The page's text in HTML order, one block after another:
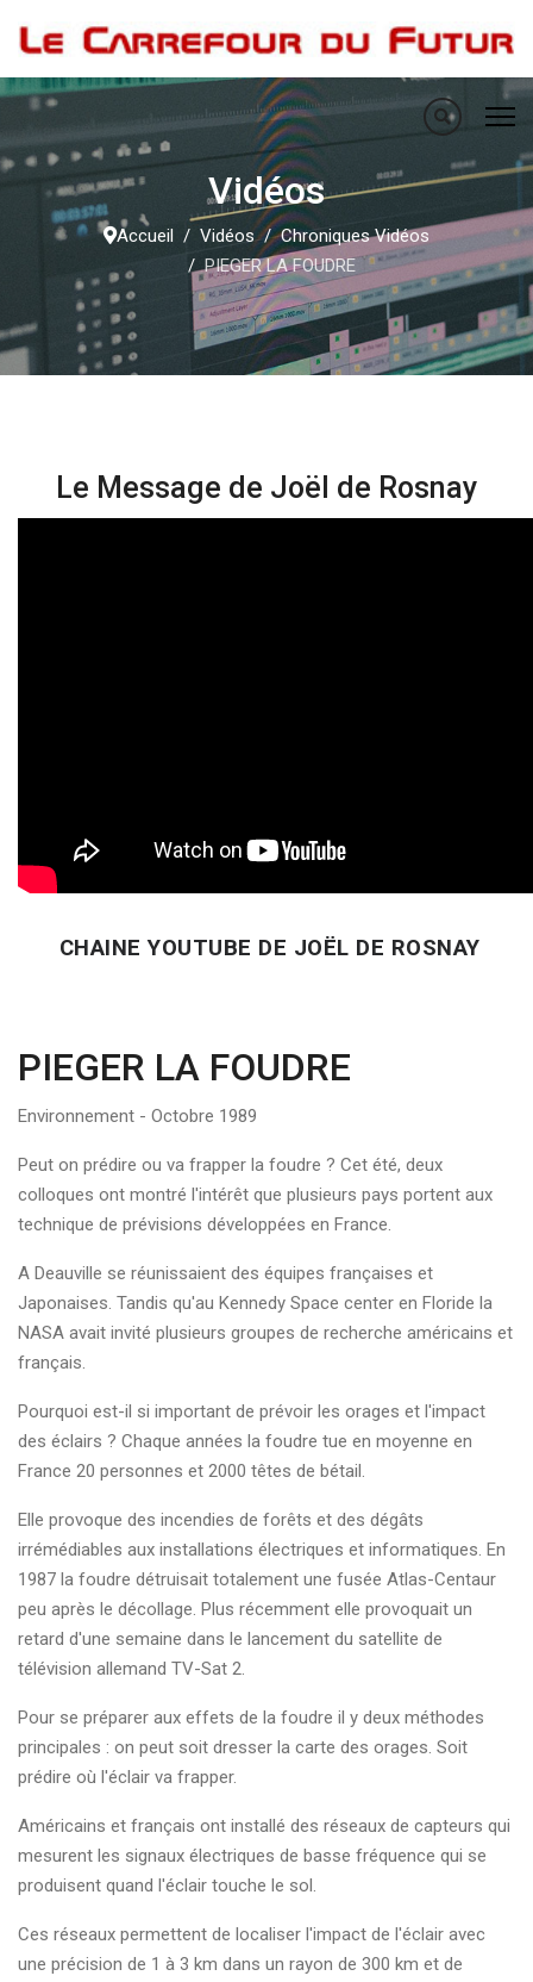
Vidéos
Accueil Vidéos
Chroniques Vidéos
PIEGER LA FOUDRE
Le Message de Joël de Rosnay
CHAINE YOUTUBE DE JOËL DE ROSNAY
PIEGER LA FOUDRE
Environnement - Octobre 1989
Peut on prédire ou va frapper la foudre ? Cet été, deux
colloques ont montré l'intérêt que plusieurs pays portent aux
technique de prévisions développées en France.
A Deauville se réunissaient des équipes françaises et
Japonaises. Tandis qu'au Kennedy Space center en Floride la
NASA avait invité plusieurs groupes de recherche américains et
français.
Pourquoi est-il si important de prévoir les orages et l'impact
des éclairs ? Chaque années la foudre tue en moyenne en
France 20 personnes et 2000 têtes de bétail.
Elle provoque des incendies de forêts et des dégâts
irrémédiables aux installations électriques et informatiques. En
1987 la foudre détruisait totalement une fusée Atlas-Centaur
peu après le décollage. Plus récemment elle provoquait un
retard d'une semaine dans le lancement du satellite de
télévision allemand TV-Sat 2.
Pour se préparer aux effets de la foudre il y deux méthodes
principales : on peut soit dresser la carte des orages. Soit
prédire où l'éclair va frapper.
Américains et français ont installé des réseaux de capteurs qui
mesurent les signaux électriques de basse fréquence qui se
produisent quand l'éclair touche le sol.
Ces réseaux permettent de localiser l'impact de l'éclair avec
une précision de 1 à 3 km dans un rayon de 300 km et de